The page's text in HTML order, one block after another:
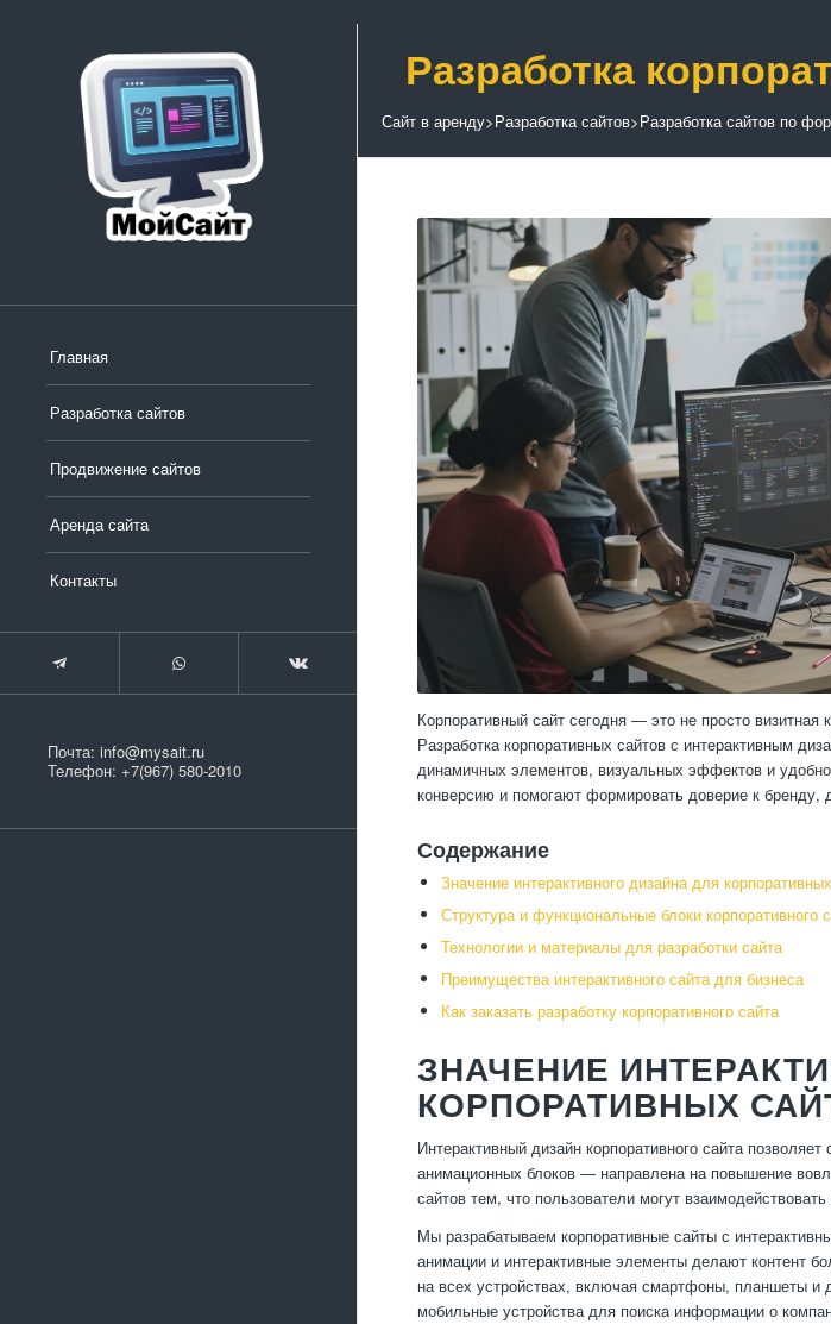
Главная
Разработка сайтов
Продвижение сайтов
Аренда сайта
Контакты
Почта: info@mysait.ru
Телефон: +7(967) 580-2010
Разработка
Сайт в аренду>Разработка сайтов>Разработка сайтов по
Корпоративный сайт сегодня — это не просто
Разработка корпоративных сайтов с интерактивным
динамичных элементов, визуальных эффектов и
конверсию и помогают формировать доверие к бренду,
Содержание
Значение интерактивного дизайна для
Структура и функциональные блоки корпоративного
Технологии и материалы для разработки сайта
Преимущества интерактивного сайта для бизнеса
Как заказать разработку корпоративного сайта
ЗНАЧЕНИЕ
КОРПОРАТИВНЫХ
Интерактивный дизайн корпоративного сайта
анимационных блоков — направлена на повышение
сайтов тем, что пользователи могут
Мы разрабатываем корпоративные сайты с
анимации и интерактивные элементы делают контент
на всех устройствах, включая смартфоны, планшеты и
мобильные устройства для поиска информации о